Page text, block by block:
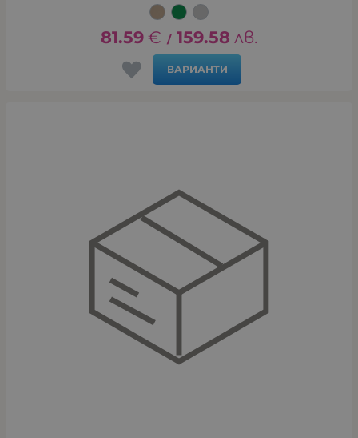
81.59 € / 159.58 лв.
ВАРИАНТИ